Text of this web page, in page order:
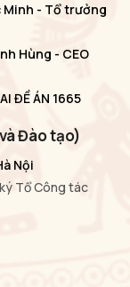
Minh - Tổ trưởng
Hùng - CEO
ĐỀ ÁN 1665
Đào tạo)
Nội
Tổ Công tác